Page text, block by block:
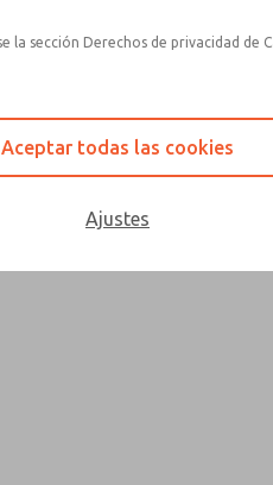
Monitoreo interno, Reinicio
Mexico for
la sección Derechos de privacidad de
Aceptar todas las cookies
Ajustes